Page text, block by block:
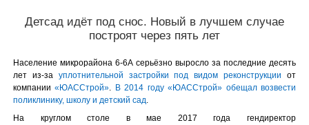
Детсад идёт под снос. Новый в лучшем случае
построят через пять лет
Население микрорайона 6-6А серьёзно выросло за последние десять
лет из-за уплотнительной застройки под видом реконструкции от
компании«ЮАССтрой». В 2014 году «ЮАССтрой» обещал возвести
поликлинику, школу и детский сад.
На круглом столе в мае 2017 года гендиректор